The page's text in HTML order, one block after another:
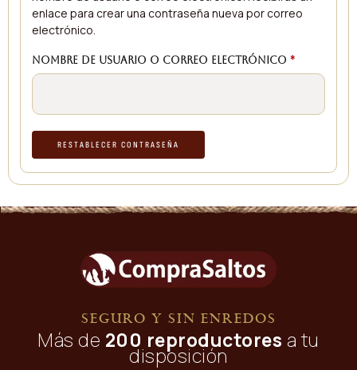
enlace para crear una contraseña nueva por correo
electrónico.
Nombre de usuario o correo electrónico *
RESTABLECER CONTRASEÑA
SEGURO Y SIN ENREDOS
Más de 200 reproductores a tu
disposición